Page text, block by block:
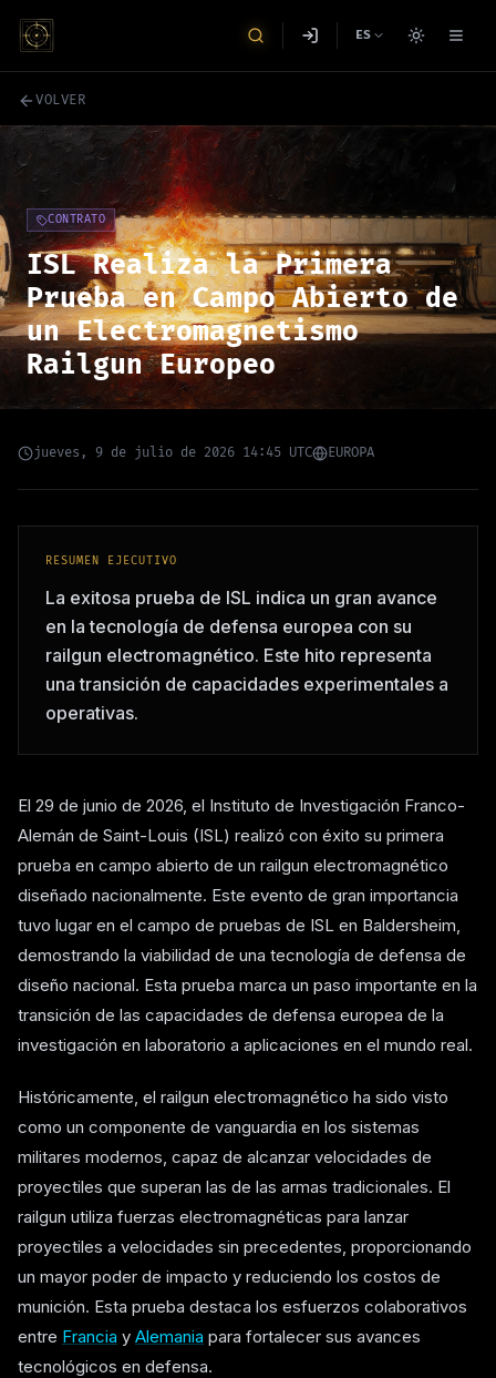
ES
VOLVER
CONTRATO
ISL Realiza la Primera
Prueba en Campo Abierto de
un Electromagnetismo
Railgun Europeo
jueves, 9 de julio de 2026 14:45 UTC EUROPA
RESUMEN EJECUTIVO
La exitosa prueba de ISL indica un gran avance
en la tecnología de defensa europea con su
railgun electromagnético. Este hito representa
una transición de capacidades experimentales a
operativas.
El 29 de junio de 2026, el Instituto de Investigación Franco-
Alemán de Saint-Louis (ISL) realizó con éxito su primera
prueba en campo abierto de un railgun electromagnético
diseñado nacionalmente. Este evento de gran importancia
tuvo lugar en el campo de pruebas de ISL en Baldersheim,
demostrando la viabilidad de una tecnología de defensa de
diseño nacional. Esta prueba marca un paso importante en la
transición de las capacidades de defensa europea de la
investigación en laboratorio a aplicaciones en el mundo real.
Históricamente, el railgun electromagnético ha sido visto
como un componente de vanguardia en los sistemas
militares modernos, capaz de alcanzar velocidades de
proyectiles que superan las de las armas tradicionales. El
railgun utiliza fuerzas electromagnéticas para lanzar
proyectiles a velocidades sin precedentes, proporcionando
un mayor poder de impacto y reduciendo los costos de
munición. Esta prueba destaca los esfuerzos colaborativos
entre Francia y Alemania para fortalecer sus avances
tecnológicos en defensa.